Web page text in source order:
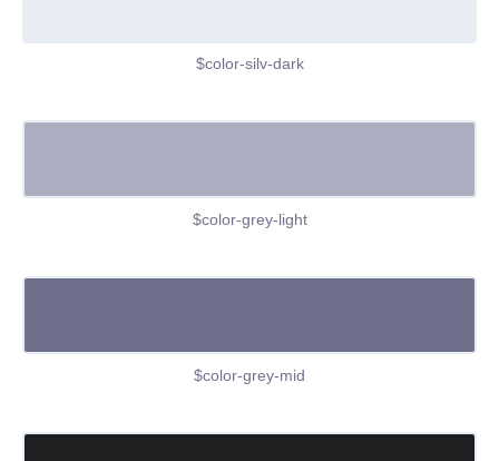
$color-silv-dark
$color-grey-light
$color-grey-mid